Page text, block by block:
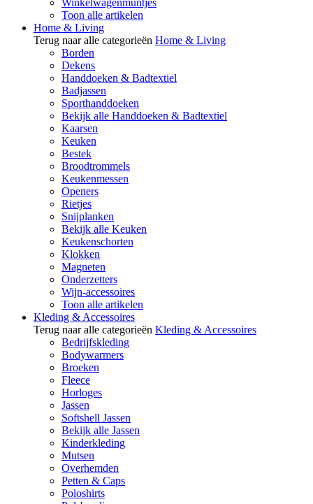
Winkelwagenmuntjes
Toon alle artikelen
Home & Living
Terug naar alle categorieën Home & Living
Borden
Dekens
Handdoeken & Badtextiel
Badjassen
Sporthanddoeken
Bekijk alle Handdoeken & Badtextiel
Kaarsen
Keuken
Bestek
Broodtrommels
Keukenmessen
Openers
Rietjes
Snijplanken
Bekijk alle Keuken
Keukenschorten
Klokken
Magneten
Onderzetters
Wijn-accessoires
Toon alle artikelen
Kleding & Accessoires
Terug naar alle categorieën Kleding & Accessoires
Bedrijfskleding
Bodywarmers
Broeken
Fleece
Horloges
Jassen
Softshell Jassen
Bekijk alle Jassen
Kinderkleding
Mutsen
Overhemden
Petten & Caps
Poloshirts